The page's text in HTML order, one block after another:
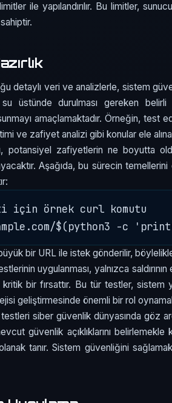
ile yapılandırılır. Bu limitler,
detaylı veri ve analizlerle, sistem
üstünde durulması gereken belirli
amaçlamaktadır. Örneğin, test
ve zafiyet analizi gibi konular ele
potansiyel zafiyetlerin ne boyutta
Aşağıda, bu sürecin
için örnek curl komutu
bir URL ile istek gönderilir,
uygulanması, yalnızca
kritik bir fırsattır. Bu tür testler,
geliştirmesinde önemli bir rol
siber güvenlik dünyasında göz
güvenlik açıklıklarını
tanır. Sistem güvenliğini